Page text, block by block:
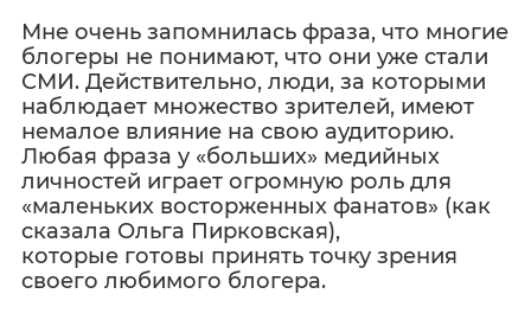
Мне очень запомнилась фраза, что многие
блогеры не понимают, что они уже стали
СМИ. Действительно, люди, за которыми
наблюдает множество зрителей, имеют
немалое влияние на свою аудиторию.
Любая фраза у «больших» медийных
личностей играет огромную роль для
«маленьких восторженных фанатов» (как
сказала Ольга Пирковская),
которые готовы принять точку зрения
своего любимого блогера.